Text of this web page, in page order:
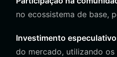
no ecossistema de base,
Investimento
do mercado, utilizando